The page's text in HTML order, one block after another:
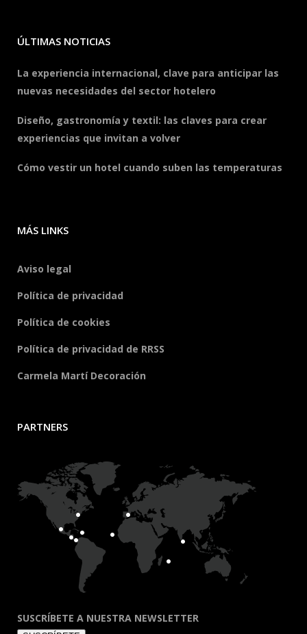
ÚLTIMAS NOTICIAS
La experiencia internacional, clave para anticipar las
nuevas necesidades del sector hotelero
Diseño, gastronomía y textil: las claves para crear
experiencias que invitan a volver
Cómo vestir un hotel cuando suben las temperaturas
MÁS LINKS
Aviso legal
Política de privacidad
Política de cookies
Política de privacidad de RRSS
Carmela Martí Decoración
PARTNERS
SUSCRÍBETE A NUESTRA NEWSLETTER